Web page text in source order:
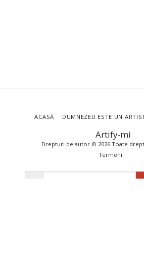
Artify-mi
Drepturi de autor © 2026 Toate
Termeni
ACASĂ DUMNEZEU ESTE UN